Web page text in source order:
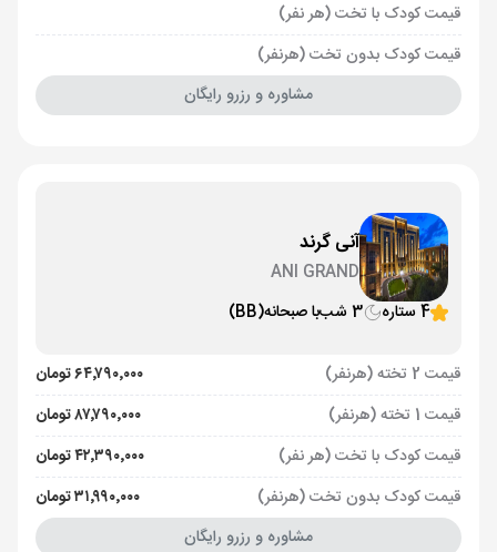
قیمت کودک با تخت (هر نفر)
قیمت کودک بدون تخت (هرنفر)
مشاوره و رزرو رایگان
آنی گرند
ANI GRAND
4 ستاره
3 شب با صبحانه(BB)
قیمت 2 تخته (هرنفر)
۶۴٬۷۹۰٬۰۰۰ تومان
قیمت 1 تخته (هرنفر)
۸۷٬۷۹۰٬۰۰۰ تومان
قیمت کودک با تخت (هر نفر)
۴۲٬۳۹۰٬۰۰۰ تومان
قیمت کودک بدون تخت (هرنفر)
۳۱٬۹۹۰٬۰۰۰ تومان
مشاوره و رزرو رایگان